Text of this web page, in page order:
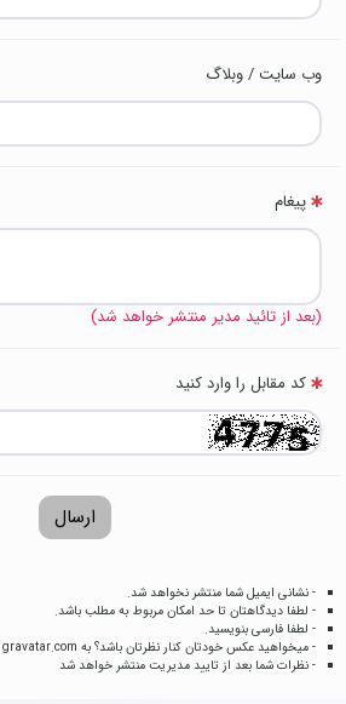
وب سایت / وبلاگ
پیغام
(بعد از تائید مدیر منتشر خواهد شد)
کد مقابل را وارد کنید
ارسال
- نشانی ایمیل شما منتشر نخواهد شد.
- لطفا دیدگاهتان تا حد امکان مربوط به مطلب باشد.
- لطفا فارسی بنویسید.
- میخواهید عکس خودتان کنار نظرتان باشد؟ به gravatar.com
- نظرات شما بعد از تایید مدیریت منتشر خواهد شد